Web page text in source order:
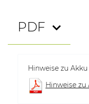
PDF
Hinweise zu
Hinweise zu